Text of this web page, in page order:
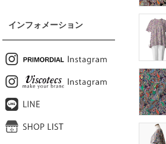
インフォメーション